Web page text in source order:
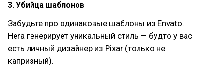
3. Убийца шаблонов
Забудьте про одинаковые шаблоны из Envato.
Hera генерирует уникальный стиль — будто у вас
есть личный дизайнер из Pixar (только не
капризный).